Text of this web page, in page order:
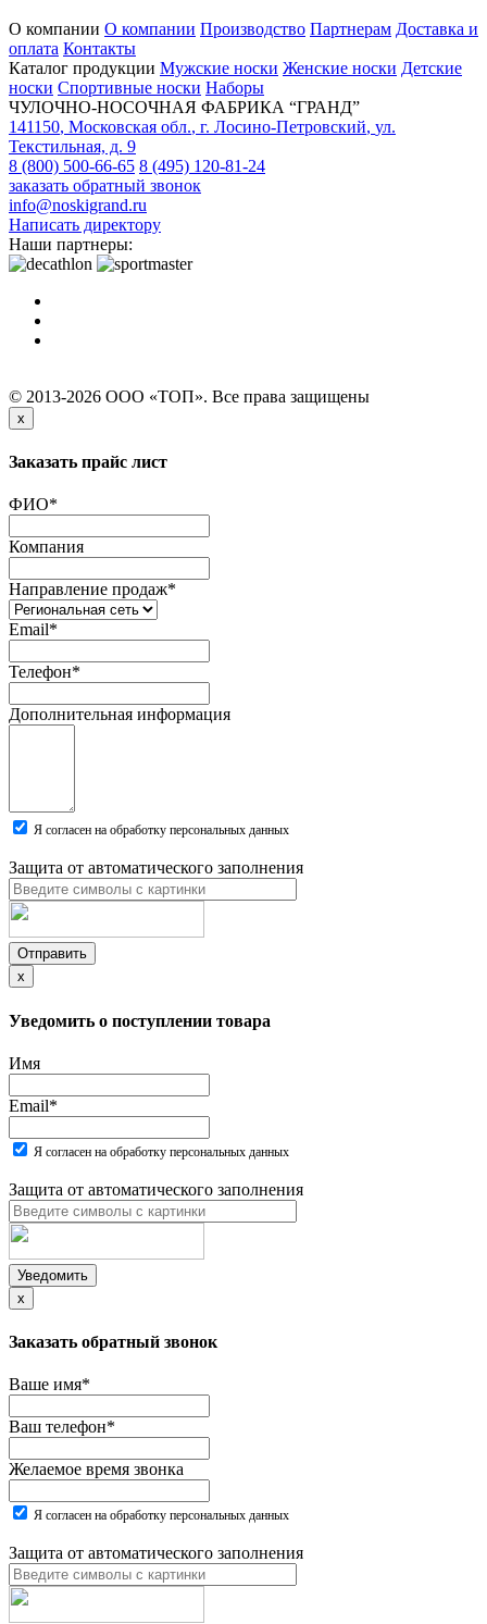
О компании О компании Производство Партнерам Доставка и
оплата Контакты
Каталог продукции Мужские носки Женские носки Детские
носки Спортивные носки Наборы
ЧУЛОЧНО-НОСОЧНАЯ ФАБРИКА “ГРАНД”
141150, Московская обл., г. Лосино-Петровский, ул.
Текстильная, д. 9
8 (800) 500-66-65 8 (495) 120-81-24
заказать обратный звонок
info@noskigrand.ru
Написать директору
Наши партнеры:
© 2013-2026 ООО «ТОП». Все права защищены
x
Заказать прайс лист
ФИО*
Компания
Направление продаж*
Email*
Телефон*
Дополнительная информация
Я согласен на обработку персональных данных
Защита от автоматического заполнения
Отправить
x
Уведомить о поступлении товара
Имя
Email*
Я согласен на обработку персональных данных
Защита от автоматического заполнения
Уведомить
x
Заказать обратный звонок
Ваше имя*
Ваш телефон*
Желаемое время звонка
Я согласен на обработку персональных данных
Защита от автоматического заполнения